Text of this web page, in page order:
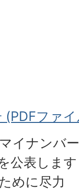
(PDFファ
イナンバ
公表します
めに尽力